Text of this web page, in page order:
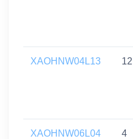
XAOHNW04L13 12
XAOHNW06L04 4